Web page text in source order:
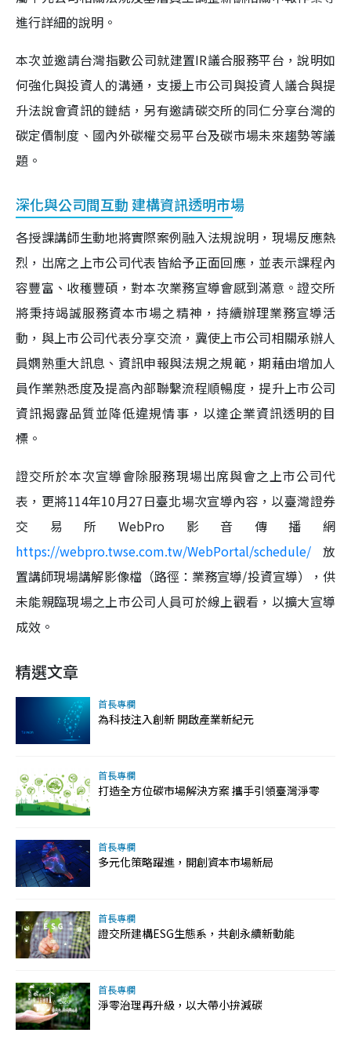
進行詳細的說明。
本次並邀請台灣指數公司就建置IR議合服務平台，說明如
何強化與投資人的溝通，支援上市公司與投資人議合與提
升法說會資訊的鏈結，另有邀請碳交所的同仁分享台灣的
碳定價制度、國內外碳權交易平台及碳市場未來趨勢等議
題。
深化與公司間互動 建構資訊透明市場
各授課講師生動地將實際案例融入法規說明，現場反應熱
烈，出席之上市公司代表皆給予正面回應，並表示課程內
容豐富、收穫豐碩，對本次業務宣導會感到滿意。證交所
將秉持竭誠服務資本市場之精神，持續辦理業務宣導活
動，與上市公司代表分享交流，冀使上市公司相關承辦人
員嫻熟重大訊息、資訊申報與法規之規範，期藉由增加人
員作業熟悉度及提高內部聯繫流程順暢度，提升上市公司
資訊揭露品質並降低違規情事，以達企業資訊透明的目
標。
證交所於本次宣導會除服務現場出席與會之上市公司代
表，更將114年10月27日臺北場次宣導內容，以臺灣證券
交易所WebPro影音傳播網
https://webpro.twse.com.tw/WebPortal/schedule/ 放
置講師現場講解影像檔（路徑：業務宣導/投資宣導），供
未能親臨現場之上市公司人員可於線上觀看，以擴大宣導
成效。
精選文章
首長專欄
為科技注入創新 開啟產業新紀元
首長專欄
打造全方位碳市場解決方案 攜手引領臺灣淨零
首長專欄
多元化策略躍進，開創資本市場新局
首長專欄
證交所建構ESG生態系，共創永續新動能
首長專欄
淨零治理再升級，以大帶小拚減碳